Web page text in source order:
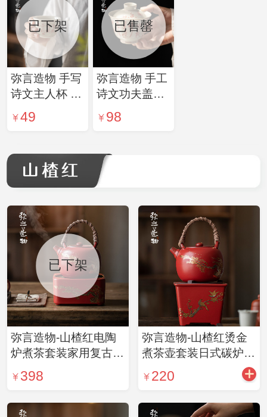
已下架
弥言造物 手写
诗文主人杯 品
茗杯手绘小茶
杯 (单个杯)
49
已售罄
弥言造物 手工
诗文功夫盖碗
茶壶复古手绘
泡茶壶套装家
盖碗
98
已下架
弥言造物-山楂红电陶
炉煮茶套装家用复古轻
奢煮茶器茶壶底座茶道
配件茶
398
弥言造物-山楂红烫金
煮茶壶套装日式碳炉家
用大号煮茶煮水套装藤
编茶壶
220